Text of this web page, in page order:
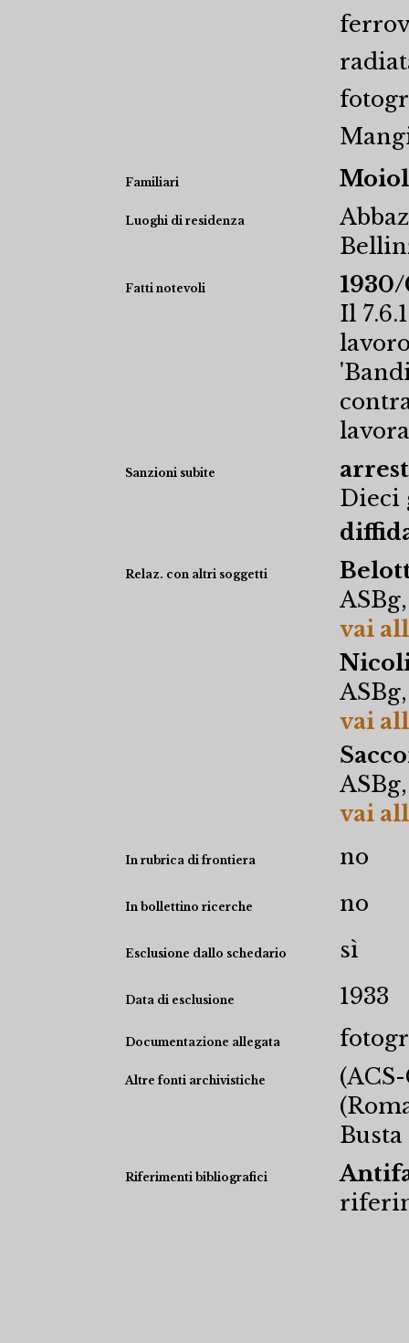
Familiari
Luoghi di residenza
Fatti notevoli
Il
Sanzioni subite
Dieci
Relaz. con altri soggetti
vai
vai
vai
In rubrica di frontiera no
In bollettino ricerche no
Esclusione dallo schedario sì
Data di esclusione 1933
Documentazione allegata
Altre fonti archivistiche
Busta
Riferimenti bibliografici